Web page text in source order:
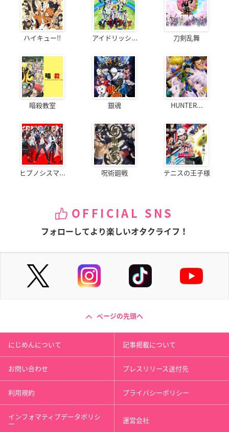
ハイキュー!! アイドリッシ... 刀剣乱舞
暗殺教室 銀魂 HUNTER...
ヒプノシスマ... 呪術廻戦 テニスの王子様
OFFICIAL SNS
フォローしてより楽しいオタクライフ！
ページの先頭へ
にじめんについて 記事掲載について
お問い合わせ プレスリリース送付先
利用規約 プライバシーポリシー
インフォマティブデータポリシ
ー 運営会社